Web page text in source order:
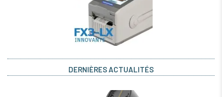
DERNIÈRES ACTUALITÉS